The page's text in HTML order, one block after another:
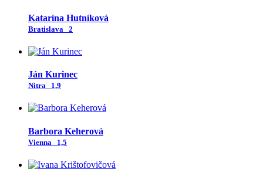
Katarína Hutníková
Bratislava 2
Ján Kurinec
Nitra 1,9
Barbora Keherová
Vienna 1,5